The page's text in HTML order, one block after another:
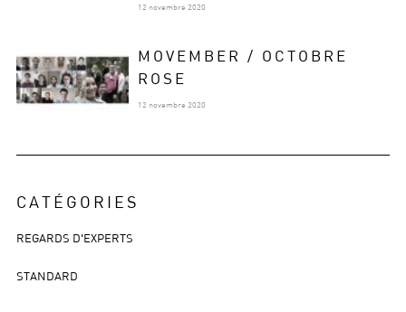
12 novembre 2020
MOVEMBER / OCTOBRE
ROSE
12 novembre 2020
CATÉGORIES
REGARDS D'EXPERTS
STANDARD